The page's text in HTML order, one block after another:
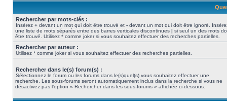
Rechercher par mots-clés :
Insérez + devant un mot qui doit être trouvé et - devant un mot qui doit être ignoré.
une liste de mots séparés entre des barres verticales discontinues | si seul un des mots
être trouvé. Utilisez * comme joker si vous souhaitez effectuer des recherches partielles.
Rechercher par auteur :
Utilisez * comme joker si vous souhaitez effectuer des recherches partielles.
Rechercher dans le(s) forum(s) :
Sélectionnez le forum ou les forums dans le(s)quel(s) vous souhaitez effectuer une
recherche. Les sous-forums seront automatiquement inclus dans la recherche si vous ne
désactivez pas l’option « Rechercher dans les sous-forums » affichée ci-dessous.